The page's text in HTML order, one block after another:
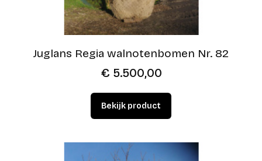
Juglans Regia walnotenbomen Nr. 82
€ 5.500,00